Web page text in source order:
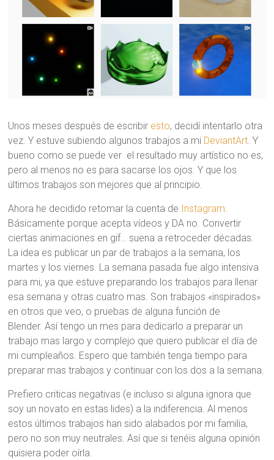
Unos meses después de escribir esto, decidí intentarlo otra
vez. Y estuve subiendo algunos trabajos a mi DeviantArt. Y
bueno como se puede ver el resultado muy artístico no es,
pero al menos no es para sacarse los ojos. Y que los
últimos trabajos son mejores que al principio.
Ahora he decidido retomar la cuenta de Instagram.
Básicamente porque acepta vídeos y DA no. Convertir
ciertas animaciones en gif… suena a retroceder décadas.
La idea es publicar un par de trabajos a la semana, los
martes y los viernes. La semana pasada fue algo intensiva
para mi, ya que estuve preparando los trabajos para llenar
esa semana y otras cuatro mas. Son trabajos «inspirados»
en otros que veo, o pruebas de alguna función de
Blender. Así tengo un mes para dedicarlo a preparar un
trabajo mas largo y complejo que quiero publicar el día de
mi cumpleaños. Espero que también tenga tiempo para
preparar mas trabajos y continuar con los dos a la semana.
Prefiero criticas negativas (e incluso si alguna ignora que
soy un novato en estas lides) a la indiferencia. Al menos
estos últimos trabajos han sido alabados por mi familia,
pero no son muy neutrales. Así que si tenéis alguna opinión
quisiera poder oírla.